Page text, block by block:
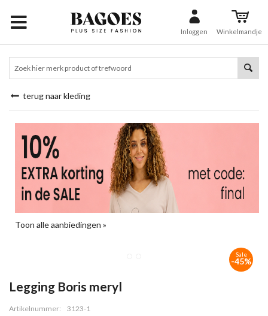
Inloggen Winkelmandje
terug naar kleding
Toon alle aanbiedingen »
Sale
-45%
Legging Boris meryl
Artikelnummer:
3123-1